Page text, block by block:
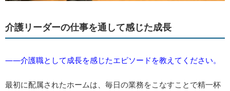
介護リーダーの仕事を通して感じた成長
――介護職として成長を感じたエピソードを教えてください。
最初に配属されたホームは、毎日の業務をこなすことで精一杯